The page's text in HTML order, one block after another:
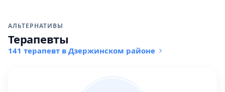
АЛЬТЕРНАТИВЫ
Терапевты
141 терапевт в Дзержинском районе